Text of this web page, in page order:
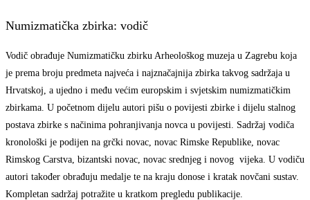
Numizmatička zbirka: vodič
Vodič obrađuje Numizmatičku zbirku Arheološkog muzeja u Zagrebu koja
je prema broju predmeta najveća i najznačajnija zbirka takvog sadržaja u
Hrvatskoj, a ujedno i među većim europskim i svjetskim numizmatičkim
zbirkama. U početnom dijelu autori pišu o povijesti zbirke i dijelu stalnog
postava zbirke s načinima pohranjivanja novca u povijesti. Sadržaj vodiča
kronološki je podijen na grčki novac, novac Rimske Republike, novac
Rimskog Carstva, bizantski novac, novac srednjeg i novog vijeka. U vodiču
autori također obrađuju medalje te na kraju donose i kratak novčani sustav.
Kompletan sadržaj potražite u kratkom pregledu publikacije.